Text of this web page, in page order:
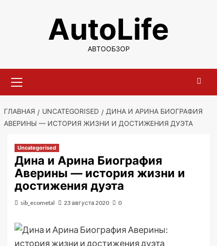
содержимомуAutoLife
АВТООБЗОР
меню
ГЛАВНАЯ UNCATEGORISED
ДИНА И АРИНА БИОГРАФИЯ
АВЕРИНЫ — ИСТОРИЯ ЖИЗНИ И ДОСТИЖЕНИЯ ДУЭТА
Uncategorised
Дина и Арина Биография
Аверины — история жизни и
достижения дуэта
sib_ecometal 23 августа 2020 0